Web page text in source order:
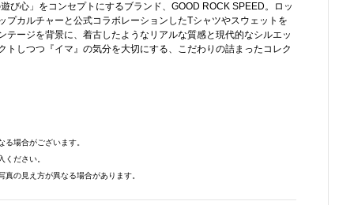
び心」をコンセプトにするブランド、GOOD ROCK SPEED。ロッ
プカルチャーと公式コラボレーションしたTシャツやスウェットを
テージを背景に、着古したようなリアルな質感と現代的なシルエッ
トしつつ『イマ』の気分を大切にする、こだわりの詰まったコレク
場合がございます。
ください。
の見え方が異なる場合があります。